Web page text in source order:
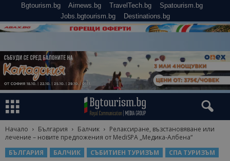
Bgtourism.bg Airnews.bg TravelTech.bg
Spatourism.bg
Jobs.bgtourism.bg
Destinations.bg
Начало България Балчик
Релаксиране, възстановяване или
лечение – новите предложения от MediSPA „Медика-Албена“
БЪЛГАРИЯ
БАЛЧИК СЪБИТИЕН ТУРИЗЪМ СПА ТУРИЗЪМ